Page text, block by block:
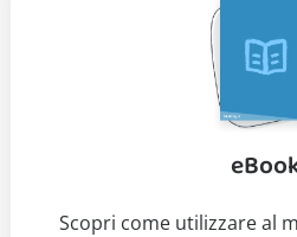
Scopri come utilizzare al